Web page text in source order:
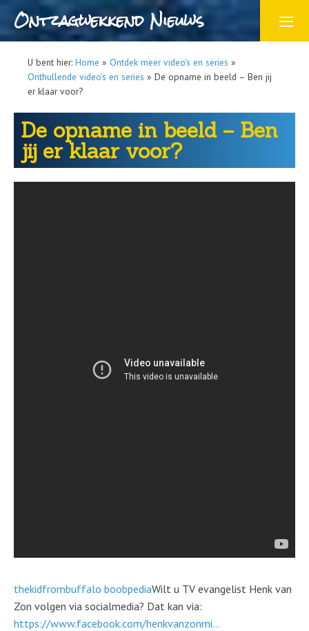
Ontzagwekkend Nieuws
U bent hier: Home » Ontdek meer video's en series »
Onthullende video's en series » De opname in beeld – Ben jij
er klaar voor?
De opname in beeld – Ben
jij er klaar voor?
thekidfrombuffalo boobpediaWilt u TV evangelist Henk van
Zon volgen via socialmedia? Dat kan via:
https://www.facebook.com/henkvanzonmi…